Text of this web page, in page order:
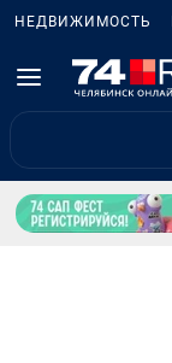
НЕДВИЖИМОСТЬ